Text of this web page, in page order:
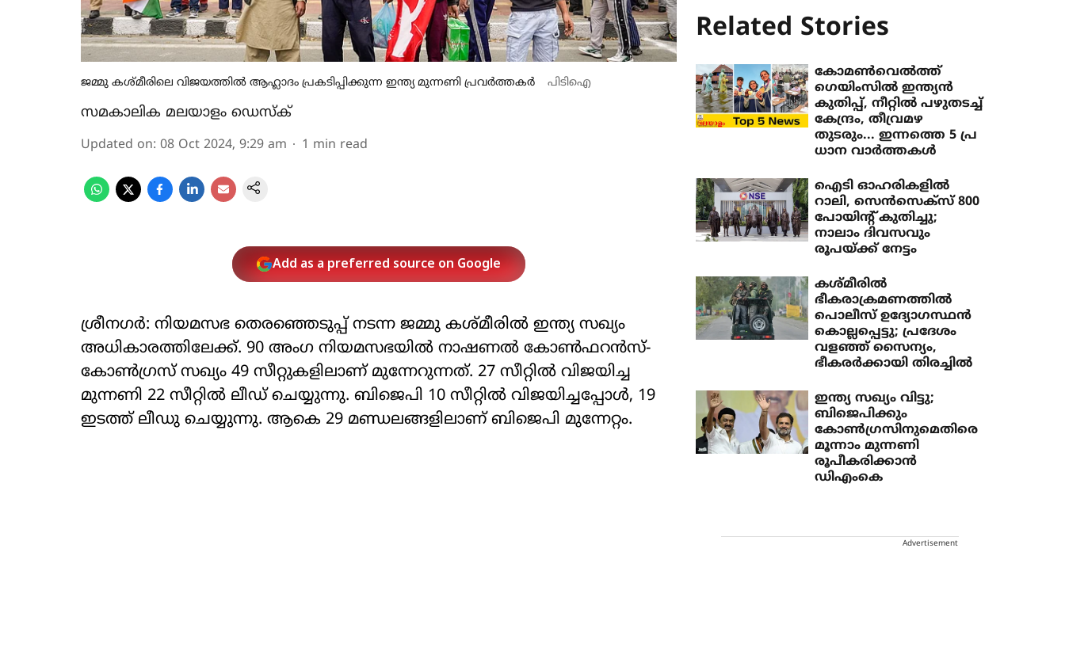
ജമ്മു കശ്മീരിലെ വിജയത്തിൽ ആഹ്ലാദം പ്രകടിപ്പിക്കുന്ന ഇന്ത്യ മുന്നണി പ്രവർത്തകർ പിടിഐ
സമകാലിക മലയാളം ഡെസ്ക്
Updated on: 08 Oct 2024, 9:29 am 1 min read
Add as a preferred source on Google
ശ്രീനഗര്‍: നിയമസഭ തെരഞ്ഞെടുപ്പ് നടന്ന ജമ്മു കശ്മീരില്‍ ഇന്ത്യ സഖ്യം
അധികാരത്തിലേക്ക്. 90 അംഗ നിയമസഭയില്‍ നാഷണല്‍ കോണ്‍ഫറന്‍സ്-
കോണ്‍ഗ്രസ് സഖ്യം 49 സീറ്റുകളിലാണ് മുന്നേറുന്നത്. 27 സീറ്റില്‍ വിജയിച്ച
മുന്നണി 22 സീറ്റില്‍ ലീഡ് ചെയ്യുന്നു. ബിജെപി 10 സീറ്റില്‍ വിജയിച്ചപ്പോള്‍, 19
ഇടത്ത് ലീഡു ചെയ്യുന്നു. ആകെ 29 മണ്ഡലങ്ങളിലാണ് ബിജെപി മുന്നേറ്റം.
Related Stories
കോമൺവെൽത്ത് ​
ഗെയിംസിൽ ഇന്ത്യൻ
കുതിപ്പ്, നീറ്റിൽ പഴുതടച്ച്
കേന്ദ്രം, തീവ്രമഴ
തുടരും... ഇന്നത്തെ 5 പ്ര​
ധാന വാർത്തകൾ
ഐടി ഓഹരികളില്‍
റാലി, സെന്‍സെക്‌സ് 800
പോയിന്റ് കുതിച്ചു;
നാലാം ദിവസവും
രൂപയ്ക്ക് നേട്ടം
കശ്മീരില്‍
ഭീകരാക്രമണത്തില്‍
പൊലീസ് ഉദ്യോഗസ്ഥന്‍
കൊല്ലപ്പെട്ടു; പ്രദേശം
വളഞ്ഞ് സൈന്യം,
ഭീകരര്‍ക്കായി തിരച്ചില്‍
ഇന്ത്യ സഖ്യം വിട്ടു;
ബിജെപിക്കും
കോണ്‍ഗ്രസിനുമെതിരെ
മൂന്നാം മുന്നണി
രൂപീകരിക്കാന്‍
ഡിഎംകെ
Advertisement